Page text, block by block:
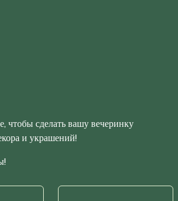
чтобы сделать вашу вечеринку
и украшений!